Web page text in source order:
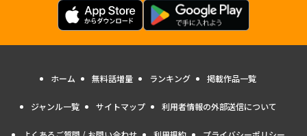
ホーム 無料話増量 ランキング 掲載作品一覧
ジャンル一覧 サイトマップ 利用者情報の外部送信について